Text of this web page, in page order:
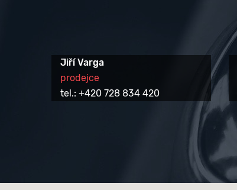
Jiří Varga
prodejce
tel.: +420 728 834 420